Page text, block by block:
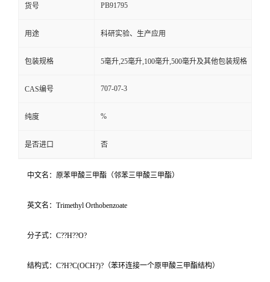
货号 PB91795
用途 科研实验、生产应用
包装规格 5毫升,25毫升,100毫升,500毫升及其他包装规格
CAS编号 707-07-3
纯度 %
是否进口 否
中文名：原苯甲酸三甲酯（邻苯三甲酸三甲酯）
英文名：Trimethyl Orthobenzoate
分子式：C??H??O?
结构式：C?H?C(OCH?)?（苯环连接一个原甲酸三甲酯结构）